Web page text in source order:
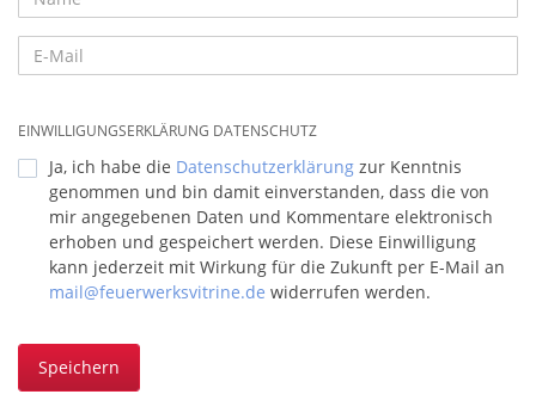
EINWILLIGUNGSERKLÄRUNG DATENSCHUTZ
Ja, ich habe die Datenschutzerklärung zur Kenntnis
genommen und bin damit einverstanden, dass die von
mir angegebenen Daten und Kommentare elektronisch
erhoben und gespeichert werden. Diese Einwilligung
kann jederzeit mit Wirkung für die Zukunft per E-Mail an
mail@feuerwerksvitrine.de widerrufen werden.
Speichern